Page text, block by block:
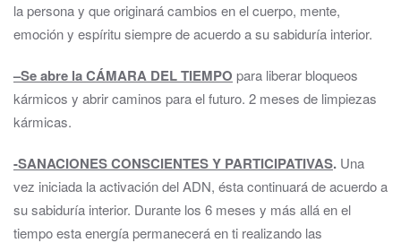
la persona y que originará cambios en el cuerpo, mente,
emoción y espíritu siempre de acuerdo a su sabiduría interior.
–Se abre la CÁMARA DEL TIEMPO para liberar bloqueos
kármicos y abrir caminos para el futuro. 2 meses de limpiezas
kármicas.
-SANACIONES CONSCIENTES Y PARTICIPATIVAS. Una
vez iniciada la activación del ADN, ésta continuará de acuerdo a
su sabiduría interior. Durante los 6 meses y más allá en el
tiempo esta energía permanecerá en ti realizando las